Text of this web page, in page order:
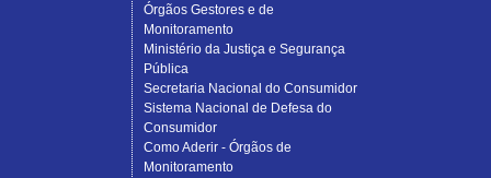
Órgãos Gestores e de
Monitoramento
Ministério da Justiça e Segurança
Pública
Secretaria Nacional do Consumidor
Sistema Nacional de Defesa do
Consumidor
Como Aderir - Órgãos de
Monitoramento